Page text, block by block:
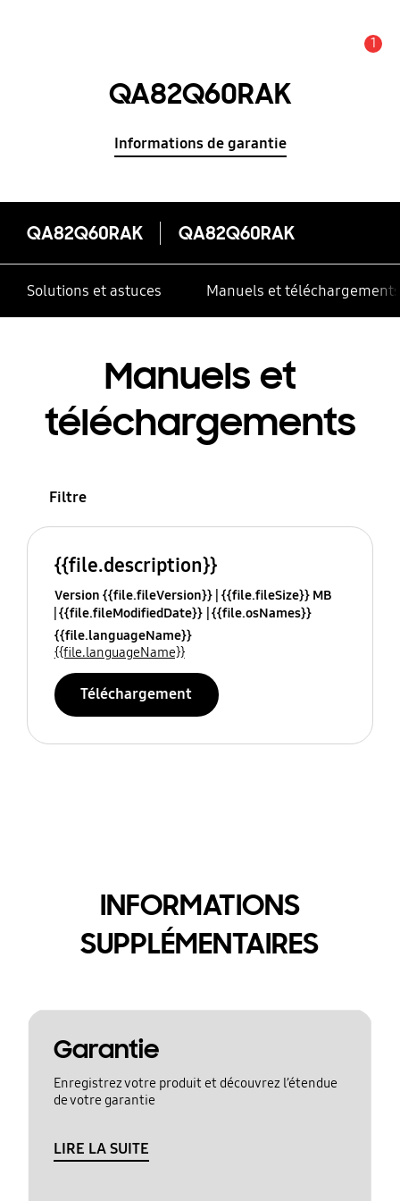
1
QA82Q60RAK
Informations de garantie
QA82Q60RAK QA82Q60RAK
Solutions et astuces Manuels et téléchargements
Manuels et
téléchargements
Filtre
{{file.description}}
Version {{file.fileVersion}} {{file.fileSize}} MB
{{file.fileModifiedDate}} {{file.osNames}}
{{file.languageName}}
{{file.languageName}}
Téléchargement
INFORMATIONS
SUPPLÉMENTAIRES
Garantie
Enregistrez votre produit et découvrez l’étendue
de votre garantie
LIRE LA SUITE